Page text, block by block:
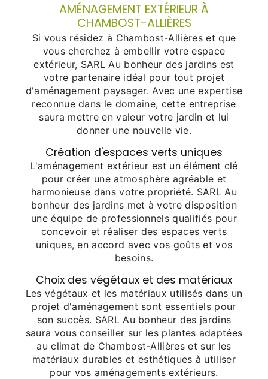
AMÉNAGEMENT EXTÉRIEUR À
CHAMBOST-ALLIÈRES
Si vous résidez à Chambost-Allières et que
vous cherchez à embellir votre espace
extérieur, SARL Au bonheur des jardins est
votre partenaire idéal pour tout projet
d'aménagement paysager. Avec une expertise
reconnue dans le domaine, cette entreprise
saura mettre en valeur votre jardin et lui
donner une nouvelle vie.
Création d'espaces verts uniques
L'aménagement extérieur est un élément clé
pour créer une atmosphère agréable et
harmonieuse dans votre propriété. SARL Au
bonheur des jardins met à votre disposition
une équipe de professionnels qualifiés pour
concevoir et réaliser des espaces verts
uniques, en accord avec vos goûts et vos
besoins.
Choix des végétaux et des matériaux
Les végétaux et les matériaux utilisés dans un
projet d'aménagement sont essentiels pour
son succès. SARL Au bonheur des jardins
saura vous conseiller sur les plantes adaptées
au climat de Chambost-Allières et sur les
matériaux durables et esthétiques à utiliser
pour vos aménagements extérieurs.